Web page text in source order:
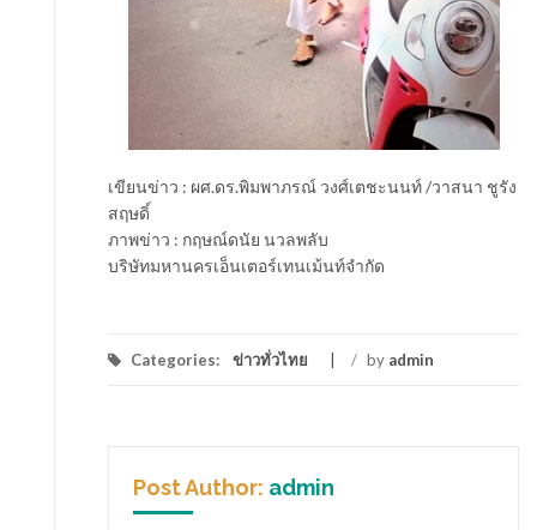
เขียนข่าว : ผศ.ดร.พิมพาภรณ์ วงศ์เตชะนนท์ /วาสนา ชูรัง
สฤษดิ์
ภาพข่าว : กฤษณ์ดนัย นวลพลับ
บริษัทมหานครเอ็นเตอร์เทนเม้นท์จำกัด
Categories: ข่าวทั่วไทย / by admin
Post Author: admin